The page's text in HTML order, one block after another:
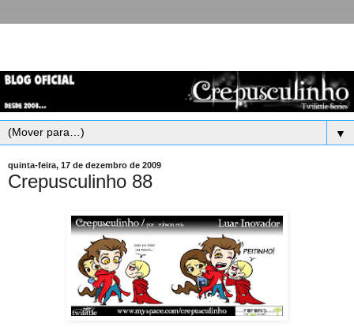
▼
quinta-feira, 17 de dezembro de 2009
Crepusculinho 88